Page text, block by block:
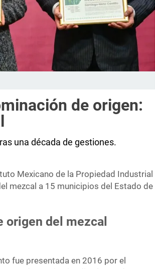
de origen:
una década de gestiones.
Mexicano de la Propiedad Industrial
mezcal a 15 municipios del Estado de
origen del mezcal
fue presentada en 2016 por el